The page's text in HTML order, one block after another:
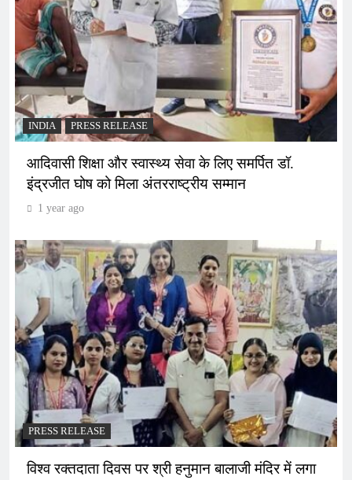
INDIA PRESS RELEASE
आदिवासी शिक्षा और स्वास्थ्य सेवा के लिए समर्पित डॉ.
इंद्रजीत घोष को मिला अंतरराष्ट्रीय सम्मान
1 year ago
PRESS RELEASE
विश्व रक्तदाता दिवस पर श्री हनुमान बालाजी मंदिर में लगा